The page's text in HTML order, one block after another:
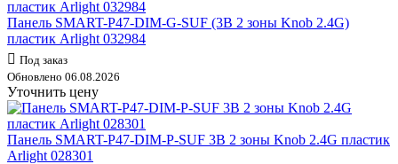
Панель SMART-P47-DIM-G-SUF (3В 2 зоны Knob 2.4G)
пластик Arlight 032984
Под заказ
Обновлено 06.08.2026
Уточнить цену
Панель SMART-P47-DIM-P-SUF 3В 2 зоны Knob 2.4G пластик
Arlight 028301